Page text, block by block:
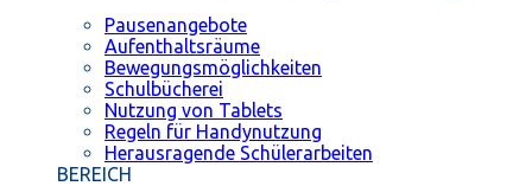
Pausenangebote
Aufenthaltsräume
Bewegungsmöglichkeiten
Schulbücherei
Nutzung von Tablets
Regeln für Handynutzung
Herausragende Schülerarbeiten
BEREICH